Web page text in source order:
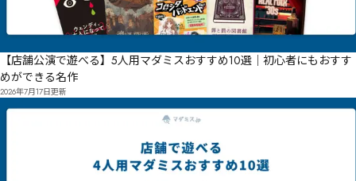
【店舗公演で遊べる】5人用マダミスおすすめ10選｜初心者にもおすす
めができる名作
2026年7月17日更新